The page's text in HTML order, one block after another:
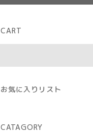
CART
お気に入りリスト
CATAGORY